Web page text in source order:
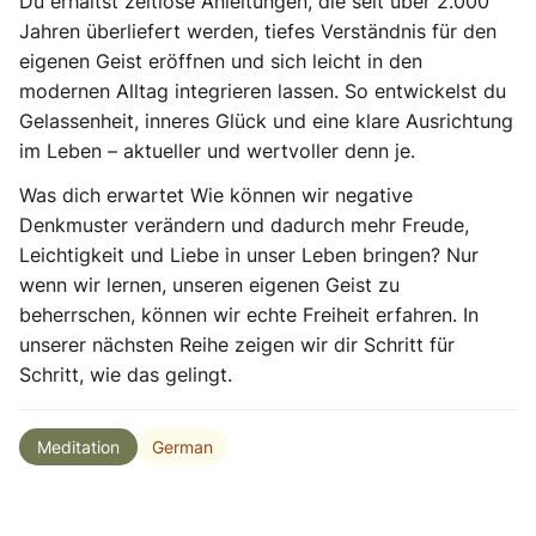
Jahren überliefert werden, tiefes Verständnis für den
eigenen Geist eröffnen und sich leicht in den
modernen Alltag integrieren lassen. So entwickelst du
Gelassenheit, inneres Glück und eine klare Ausrichtung
im Leben – aktueller und wertvoller denn je.
Was dich erwartet Wie können wir negative
Denkmuster verändern und dadurch mehr Freude,
Leichtigkeit und Liebe in unser Leben bringen? Nur
wenn wir lernen, unseren eigenen Geist zu
beherrschen, können wir echte Freiheit erfahren. In
unserer nächsten Reihe zeigen wir dir Schritt für
Schritt, wie das gelingt.
Meditation German